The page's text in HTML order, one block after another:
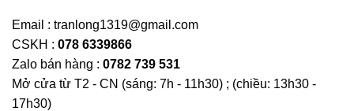
Email : tranlong1319@gmail.com
CSKH : 078 6339866
Zalo bán hàng : 0782 739 531
Mở cửa từ T2 - CN (sáng: 7h - 11h30) ; (chiều: 13h30 -
17h30)